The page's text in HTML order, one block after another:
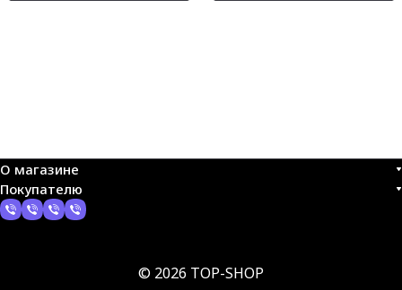
О магазине
Покупателю
© 2026 TOP-SHOP